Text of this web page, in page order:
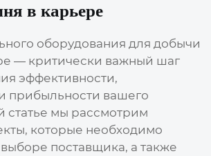
в карьере
оборудования для добычи
— критически важный шаг
эффективности,
прибыльности вашего
статье мы рассмотрим
которые необходимо
поставщика, а также